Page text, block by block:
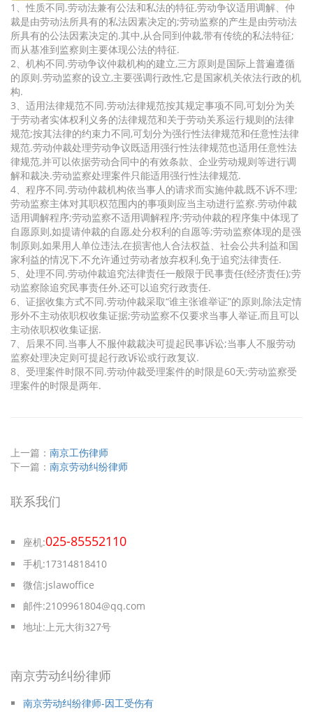
1、性质不同.劳动法兼有公法和私法的特征,劳动争议适用调解、仲
裁是由劳动法所具有的私法因素决定的;劳动监察的产生是由劳动法
所具有的公法因素决定的.其中,从合同到仲裁,带有传统的私法特征;
而从基准到监察则主要体现公法的特征.
2、机构不同.劳动争议仲裁机构的建立,三方原则是国际上普遍遵循
的原则.劳动监察的设立,主要强调行政性,它是国家机关依法行政的机
构.
3、适用法律规范不同.劳动法律规范按其规定事项不同,可划分为关
于劳动者实体权利义务的法律规范和关于劳动关系运行规则的法律
规范;按其法律的约束力不同,可划分为强行性法律规范和任意性法律
规范.劳动仲裁处理劳动争议既适用强行性法律规范也适用任意性法
律规范,并可以依据劳动合同中的有效条款、企业劳动规则等进行调
解和裁决.劳动监察处理案件只能适用强行性法律规范.
4、程序不同.劳动仲裁机构依当事人的请求而实施仲裁,既不诉不理;
劳动监察主体对其职权范围内的事项则应当主动进行监察.劳动仲裁
适用调解程序;劳动监察不适用调解程序;劳动仲裁的程序集中体现了
自愿原则,如提请仲裁的自愿,处分权利的自愿等;劳动监察体现的是强
制原则,如果用人单位违法,在损害他人合法权益、社会公共利益和国
家利益的情况下,不允许通过劳动者放弃权利,免于追究法律责任.
5、处理不同.劳动仲裁追究法律责任一般限于民事责任(经济责任);劳
动监察除追究民事责任外,还可以追究行政责任.
6、证据收集方式不同.劳动仲裁采取“谁主张谁举证”的原则,除法定情
形外不主动依职权收集证据;劳动监察不仅要求当事人举证,而且可以
主动依职权收集证据.
7、后果不同.当事人不服仲裁裁决可提起民事诉讼;当事人不服劳动
监察处理决定则可提起行政诉讼或行政复议.
8、受理案件时限不同.劳动仲裁受理案件的时限是60天;劳动监察受
理案件的时限是两年.
上一篇： 南京工伤律师
下一篇： 南京劳动纠纷律师
联系我们
座机:025-85552110
手机:17314818410
微信:jslawoffice
邮件:2109961804@qq.com
地址:上元大街327号
南京劳动纠纷律师
南京劳动纠纷律师-因工受伤有